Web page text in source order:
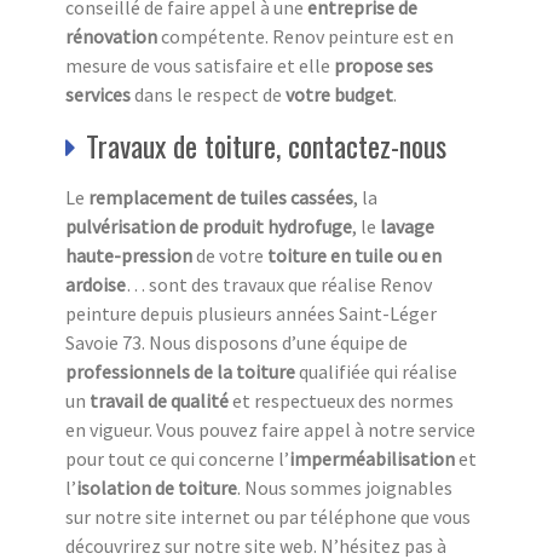
conseillé de faire appel à une entreprise de
rénovationcompétente. Renov peinture est en
mesure de vous satisfaire et elle propose ses
servicesdans le respect de votre budget.
Travaux de toiture, contactez-nous
Le remplacement de tuiles cassées, la
pulvérisation de produit hydrofuge, le lavage
haute-pressionde votre toiture en tuile ou en
ardoise… sont des travaux que réalise Renov
peinture depuis plusieurs années Saint-Léger
Savoie 73. Nous disposons d’une équipe de
professionnels de la toiturequalifiée qui réalise
un travail de qualitéet respectueux des normes
en vigueur. Vous pouvez faire appel à notre service
pour tout ce qui concerne l’imperméabilisationet
l’isolationde toiture. Nous sommes joignables
sur notre site internet ou par téléphone que vous
découvrirez sur notre site web. N’hésitez pas à